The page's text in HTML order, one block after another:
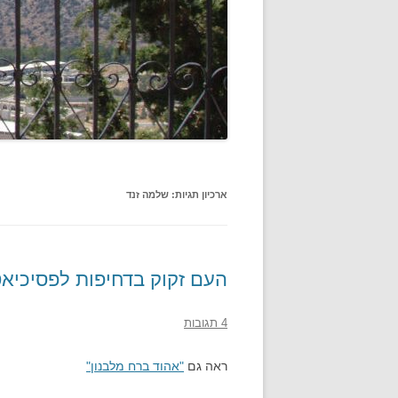
ארכיון תגיות: שלמה זנד
העם זקוק בדחיפות
4 תגובות
ראה גם "אהוד ברח מלבנון"